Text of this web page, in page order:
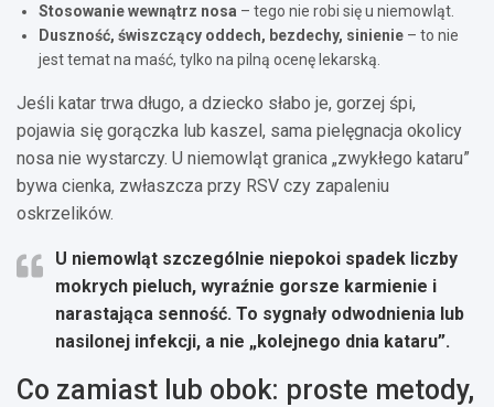
Stosowanie wewnątrz nosa – tego nie robi się u niemowląt.
Duszność, świszczący oddech, bezdechy, sinienie – to nie
jest temat na maść, tylko na pilną ocenę lekarską.
Jeśli katar trwa długo, a dziecko słabo je, gorzej śpi,
pojawia się gorączka lub kaszel, sama pielęgnacja okolicy
nosa nie wystarczy. U niemowląt granica „zwykłego kataru”
bywa cienka, zwłaszcza przy RSV czy zapaleniu
oskrzelików.
U niemowląt szczególnie niepokoi spadek liczby
mokrych pieluch, wyraźnie gorsze karmienie i
narastająca senność. To sygnały odwodnienia lub
nasilonej infekcji, a nie „kolejnego dnia kataru”.
Co zamiast lub obok: proste metody,